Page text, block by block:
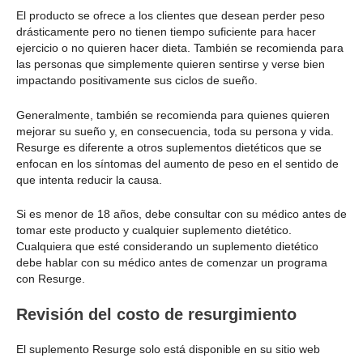
El producto se ofrece a los clientes que desean perder peso
drásticamente pero no tienen tiempo suficiente para hacer
ejercicio o no quieren hacer dieta. También se recomienda para
las personas que simplemente quieren sentirse y verse bien
impactando positivamente sus ciclos de sueño.
Generalmente, también se recomienda para quienes quieren
mejorar su sueño y, en consecuencia, toda su persona y vida.
Resurge es diferente a otros suplementos dietéticos que se
enfocan en los síntomas del aumento de peso en el sentido de
que intenta reducir la causa.
Si es menor de 18 años, debe consultar con su médico antes de
tomar este producto y cualquier suplemento dietético.
Cualquiera que esté considerando un suplemento dietético
debe hablar con su médico antes de comenzar un programa
con Resurge.
Revisión del costo de resurgimiento
El suplemento Resurge solo está disponible en su sitio web